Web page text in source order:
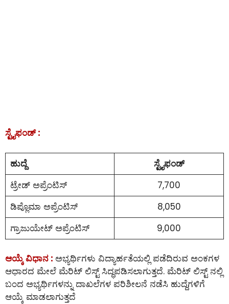
ಸ್ಟೈಫಂಡ್ :
ಹುದ್ದೆ
ಸ್ಟೈಫಂಡ್
ಟ್ರೇಡ್ ಅಪ್ರೆಂಟಿಸ್
7,700
ಡಿಪ್ಲೊಮಾ ಅಪ್ರೆಂಟಿಸ್
8,050
ಗ್ರಾಜುಯೇಟ್ ಅಪ್ರೆಂಟಿಸ್
9,000
ಆಯ್ಕೆ ವಿಧಾನ : ಅಭ್ಯರ್ಥಿಗಳು ವಿದ್ಯಾರ್ಹತೆಯಲ್ಲಿ ಪಡೆದಿರುವ ಅಂಕಗಳ
ಆಧಾರದ ಮೇಲೆ ಮೆರಿಟ್ ಲಿಸ್ಟ್ ಸಿದ್ಧಪಡಿಸಲಾಗುತ್ತದೆ. ಮೆರಿಟ್ ಲಿಸ್ಟ್ ನಲ್ಲಿ
ಬಂದ ಅಭ್ಯರ್ಥಿಗಳನ್ನು ದಾಖಲೆಗಳ ಪರಿಶೀಲನೆ ನಡೆಸಿ ಹುದ್ದೆಗಳಿಗೆ
ಆಯ್ಕೆ ಮಾಡಲಾಗುತ್ತದೆ